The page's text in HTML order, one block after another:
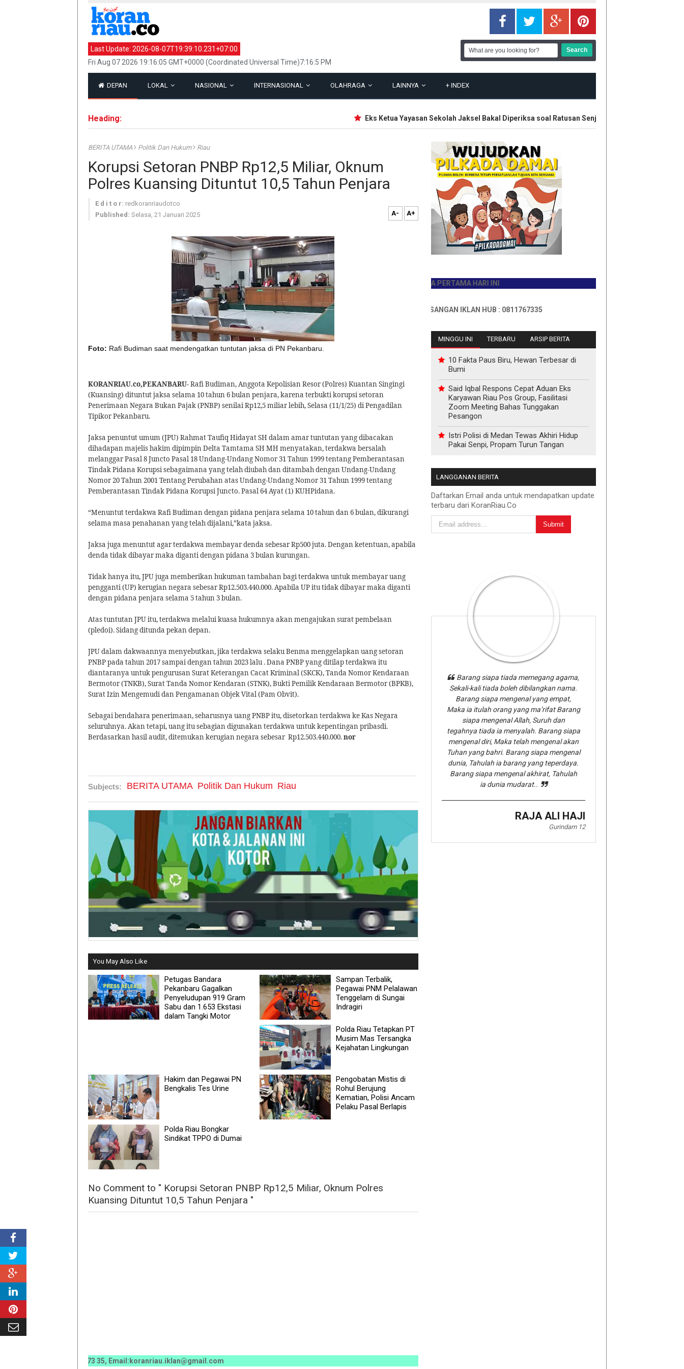
Last Update: 2026-08-07T19:39:10.231+07:00
Fri Aug 07 2026 19:16:05 GMT+0000 (Coordinated Universal Time)7:16:5 PM
DEPAN LOKAL NASIONAL INTERNASIONAL OLAHRAGA LAINNYA + INDEX
Heading: Eks Ketua Yayasan Sekolah Jaksel Bakal Diperiksa soal Ratusan Senjata
BERITA UTAMA Politik Dan Hukum Riau
Korupsi Setoran PNBP Rp12,5 Miliar, Oknum
Polres Kuansing Dituntut 10,5 Tahun Penjara
E d i t o r: redkoranriaudotco
Published: Selasa, 21 Januari 2025 A- A+
Foto: Rafi Budiman saat mendengatkan tuntutan jaksa di PN Pekanbaru.
KORANRIAU.co,PEKANBARU-Rafi Budiman, Anggota Kepolisian Resor (Polres) Kuantan Singingi
(Kuansing) dituntut jaksa selama 10 tahun 6 bulan penjara, karena terbukti korupsi setoran
Penerimaan Negara Bukan Pajak (PNBP) senilai Rp12,5 miliar lebih, Selasa (11/1/25) di Pengadilan
Tipikor Pekanbaru.
Jaksa penuntut umum (JPU) Rahmat Taufiq Hidayat SH dalam amar tuntutan yang dibacakan
dihadapan majelis hakim dipimpin Delta Tamtama SH MH menyatakan, terdakwa bersalah
melanggar Pasal 8 Juncto Pasal 18 Undang-Undang Nomor 31 Tahun 1999 tentang Pemberantasan
Tindak Pidana Korupsi sebagaimana yang telah diubah dan ditambah dengan Undang-Undang
Nomor 20 Tahun 2001 Tentang Perubahan atas Undang-Undang Nomor 31 Tahun 1999 tentang
Pemberantasan Tindak Pidana Korupsi Juncto. Pasal 64 Ayat (1) KUHPidana.
“Menuntut terdakwa Rafi Budiman dengan pidana penjara selama 10 tahun dan 6 bulan, dikurangi
selama masa penahanan yang telah dijalani,”kata jaksa.
Jaksa juga menuntut agar terdakwa membayar denda sebesar Rp500 juta. Dengan ketentuan, apabila
denda tidak dibayar maka diganti dengan pidana 3 bulan kurungan.
Tidak hanya itu, JPU juga memberikan hukuman tambahan bagi terdakwa untuk membayar uang
pengganti (UP) kerugian negara sebesarRp12.503.440.000. Apabila UP itu tidak dibayar maka diganti
dengan pidana penjara selama 5 tahun 3 bulan.
Atas tuntutan JPU itu, terdakwa melalui kuasa hukumnya akan mengajukan surat pembelaan
(pledoi). Sidang ditunda pekan depan.
JPU dalam dakwaannya menyebutkan, jika terdakwa selaku Benma menggelapkan uang setoran
PNBP pada tahun 2017 sampai dengan tahun 2023 lalu . Dana PNBP yang ditilap terdakwa itu
diantaranya untuk pengurusan Surat Keterangan Cacat Kriminal (SKCK), Tanda Nomor Kendaraan
Bermotor (TNKB), Surat Tanda Nomor Kendaran (STNK), Bukti Pemilik Kendaraan Bermotor (BPKB),
Surat Izin Mengemudi dan Pengamanan Objek Vital (Pam Obvit).
Sebagai bendahara penerimaan, seharusnya uang PNBP itu, disetorkan terdakwa ke Kas Negara
seluruhnya. Akan tetapi, uang itu sebagian digunakan terdakwa untuk kepentingan pribasdi.
Berdasarkan hasil audit, ditemukan kerugian negara sebesar Rp12.503.440.000.nor
Subjects: BERITA UTAMA Politik Dan Hukum Riau
You May Also Like
Petugas Bandara
Pekanbaru Gagalkan
Penyeludupan 919 Gram
Sabu dan 1.653 Ekstasi
dalam Tangki Motor
Sampan Terbalik,
Pegawai PNM Pelalawan
Tenggelam di Sungai
Indragiri
Polda Riau Tetapkan PT
Musim Mas Tersangka
Kejahatan Lingkungan
Hakim dan Pegawai PN
Bengkalis Tes Urine
Pengobatan Mistis di
Rohul Berujung
Kematian, Polisi Ancam
Pelaku Pasal Berlapis
Polda Riau Bongkar
Sindikat TPPO di Dumai
No Comment to " Korupsi Setoran PNBP Rp12,5 Miliar, Oknum Polres
Kuansing Dituntut 10,5 Tahun Penjara "
0070 / 0811 7673 35, Email:koranriau.iklan@gmail.com
JADILAH PEMBACA PERTAMA HARI INI
INFO PEMASANGAN IKLAN HUB : 0811767335
MINGGU INI TERBARU ARSIP BERITA
10 Fakta Paus Biru, Hewan Terbesar di
Bumi
Said Iqbal Respons Cepat Aduan Eks
Karyawan Riau Pos Group, Fasilitasi
Zoom Meeting Bahas Tunggakan
Pesangon
Istri Polisi di Medan Tewas Akhiri Hidup
Pakai Senpi, Propam Turun Tangan
LANGGANAN BERITA
Daftarkan Email anda untuk mendapatkan update
terbaru dari KoranRiau.Co
Barang siapa tiada memegang agama,
Sekali-kali tiada boleh dibilangkan nama.
Barang siapa mengenal yang empat,
Maka ia itulah orang yang ma’rifat Barang
siapa mengenal Allah, Suruh dan
tegahnya tiada ia menyalah. Barang siapa
mengenal diri, Maka telah mengenal akan
Tuhan yang bahri. Barang siapa mengenal
dunia, Tahulah ia barang yang teperdaya.
Barang siapa mengenal akhirat, Tahulah
ia dunia mudarat..
RAJA ALI HAJI
Gurindam 12